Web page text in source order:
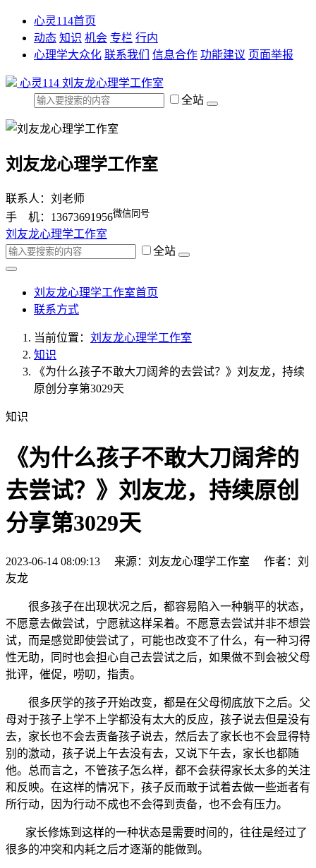
心灵114首页
动态 知识 机会 专栏 行内
心理学大众化 联系我们 信息合作 功能建议 页面举报
心灵114 刘友龙心理学工作室
全站
刘友龙心理学工作室
联系人：刘老师
手 机：13673691956微信同号
刘友龙心理学工作室
全站
刘友龙心理学工作室首页
联系方式
当前位置： 刘友龙心理学工作室
知识
《为什么孩子不敢大刀阔斧的去尝试？》刘友龙，持续
原创分享第3029天
知识
《为什么孩子不敢大刀阔斧的
去尝试？》刘友龙，持续原创
分享第3029天
2023-06-14 08:09:13 来源：刘友龙心理学工作室 作者：刘
友龙
很多孩子在出现状况之后，都容易陷入一种躺平的状态，
不愿意去做尝试，宁愿就这样呆着。不愿意去尝试并非不想尝
试，而是感觉即使尝试了，可能也改变不了什么，有一种习得
性无助，同时也会担心自己去尝试之后，如果做不到会被父母
批评，催促，唠叨，指责。
很多厌学的孩子开始改变，都是在父母彻底放下之后。父
母对于孩子上学不上学都没有太大的反应，孩子说去但是没有
去，家长也不会去责备孩子说去，然后去了家长也不会显得特
别的激动，孩子说上午去没有去，又说下午去，家长也都随
他。总而言之，不管孩子怎么样，都不会获得家长太多的关注
和反映。在这样的情况下，孩子反而敢于试着去做一些逝者有
所行动，因为行动不成也不会得到责备，也不会有压力。
家长修炼到这样的一种状态是需要时间的，往往是经过了
很多的冲突和内耗之后才逐渐的能做到。